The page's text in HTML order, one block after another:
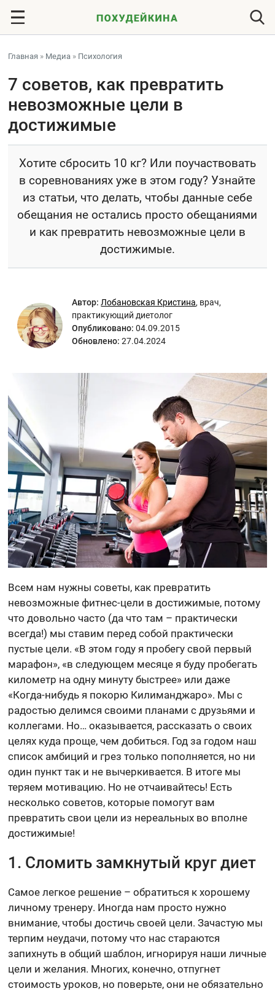
Главная » Медиа » Психология
7 советов, как превратить
невозможные цели в
достижимые
Хотите сбросить 10 кг? Или поучаствовать
в соревнованиях уже в этом году? Узнайте
из статьи, что делать, чтобы данные себе
обещания не остались просто обещаниями
и как превратить невозможные цели в
достижимые.
Автор: Лобановская Кристина, врач,
практикующий диетолог
Опубликовано: 04.09.2015
Обновлено: 27.04.2024
Всем нам нужны советы, как превратить
невозможные фитнес-цели в достижимые, потому
что довольно часто (да что там – практически
всегда!) мы ставим перед собой практически
пустые цели. «В этом году я пробегу свой первый
марафон», «в следующем месяце я буду пробегать
километр на одну минуту быстрее» или даже
«Когда-нибудь я покорю Килиманджаро». Мы с
радостью делимся своими планами с друзьями и
коллегами. Но… оказывается, рассказать о своих
целях куда проще, чем добиться. Год за годом наш
список амбиций и грез только пополняется, но ни
один пункт так и не вычеркивается. В итоге мы
теряем мотивацию. Но не отчаивайтесь! Есть
несколько советов, которые помогут вам
превратить свои цели из нереальных во вполне
достижимые!
1. Сломить замкнутый круг диет
Самое легкое решение – обратиться к хорошему
личному тренеру. Иногда нам просто нужно
внимание, чтобы достичь своей цели. Зачастую мы
терпим неудачи, потому что нас стараются
запихнуть в общий шаблон, игнорируя наши личные
цели и желания. Многих, конечно, отпугнет
стоимость уроков, но поверьте, они не обязательно